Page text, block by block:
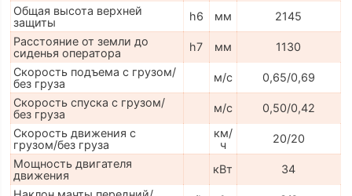
Общая высота верхней
защиты
h6 мм
2145
Расстояние от земли до
сиденья оператора
h7 мм
1130
Скорость подъема с грузом/
без груза
м/с
0,65/0,69
Скорость спуска с грузом/
без груза
м/с
0,50/0,42
Скорость движения с
грузом/без груза
км/
ч
20/20
Мощность двигателя
движения
кВт
34